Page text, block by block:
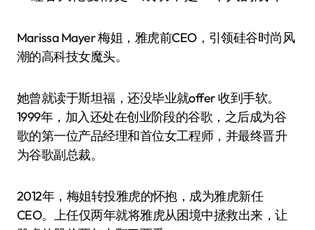
Marissa Mayer 梅姐，雅虎前CEO，引领硅谷时尚风
潮的高科技女魔头。
她曾就读于斯坦福，还没毕业就offer 收到手软。
1999年，加入还处在创业阶段的谷歌，之后成为谷
歌的第一位产品经理和首位女工程师，并最终晋升
为谷歌副总裁。
2012年，梅姐转投雅虎的怀抱，成为雅虎新任
CEO。上任仅两年就将雅虎从困境中拯救出来，让